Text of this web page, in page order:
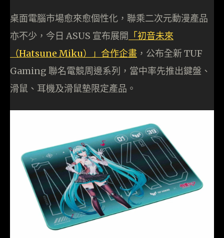
桌面電腦市場愈來愈個性化，聯乘二次元動漫產品
亦不少，今日 ASUS 宣布展開
「初音未來
（Hatsune Miku）」合作企畫 ，公布全新 TUF
Gaming 聯名電競周邊系列，當中率先推出鍵盤、
滑鼠、耳機及滑鼠墊限定產品。